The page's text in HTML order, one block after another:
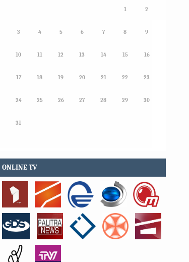
1 2
3 4 5 6 7 8 9
10 11 12 13 14 15 16
17 18 19 20 21 22 23
24 25 26 27 28 29 30
31
ONLINE TV